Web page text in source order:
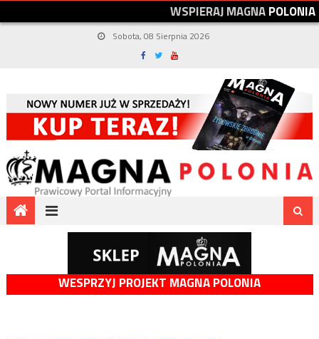
WSPIERAJMAGNAPOLONIA
Sobota, 08 Sierpnia 2026
WESPRZYJ PROJEKT MAGNA POLONIA